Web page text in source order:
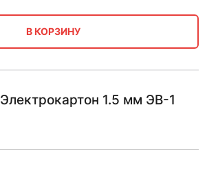
В КОРЗИНУ
Электрокартон 1.5 мм ЭВ-1